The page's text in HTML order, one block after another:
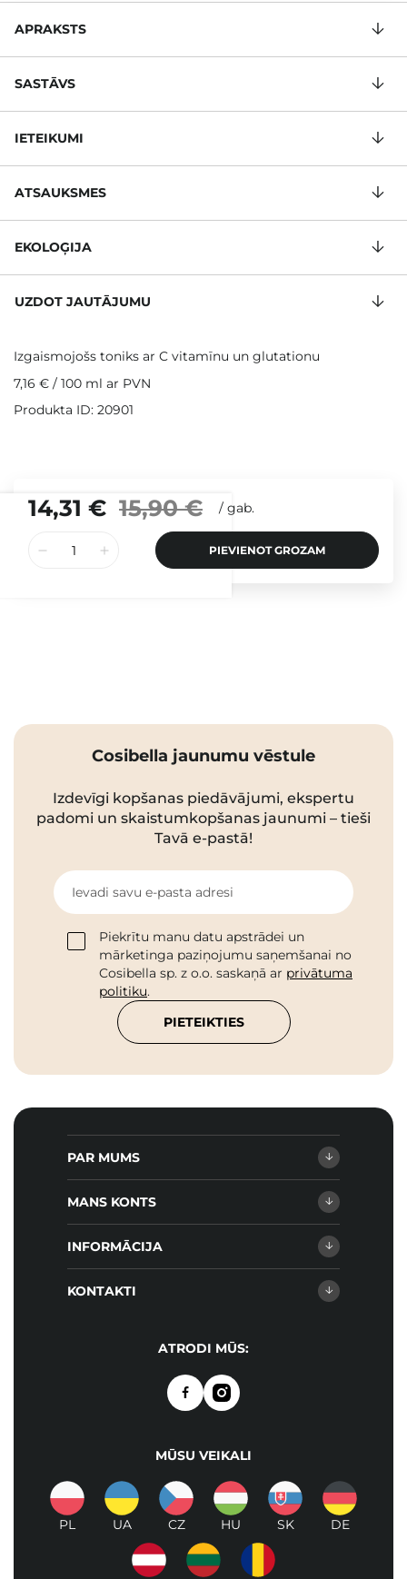
14,31 € 15,90 € / gab.
PIEVIENOT GROZAM
APRAKSTS
SASTĀVS
IETEIKUMI
ATSAUKSMES
EKOLOĢIJA
UZDOT JAUTĀJUMU
Izgaismojošs toniks ar C vitamīnu un glutationu
7,16 € / 100 ml ar PVN
Produkta ID: 20901
Cosibella jaunumu vēstule
Izdevīgi kopšanas piedāvājumi, ekspertu
padomi un skaistumkopšanas jaunumi – tieši
Tavā e-pastā!
Ievadi savu e-pasta adresi
Piekrītu manu datu apstrādei un
mārketinga paziņojumu saņemšanai no
Cosibella sp. z o.o. saskaņā ar privātuma
politiku.
PIETEIKTIES
PAR MUMS
MANS KONTS
INFORMĀCIJA
KONTAKTI
ATRODI MŪS:
MŪSU VEIKALI
PL UA CZ HU SK DE